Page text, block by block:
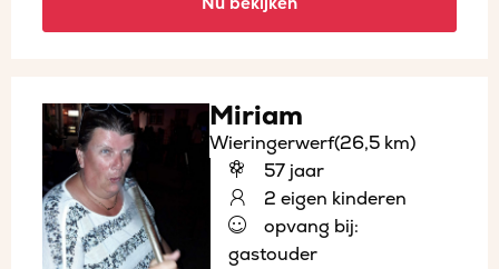
Miriam
Wieringerwerf(26,5 km)
57 jaar
2 eigen kinderen
opvang bij:
gastouder